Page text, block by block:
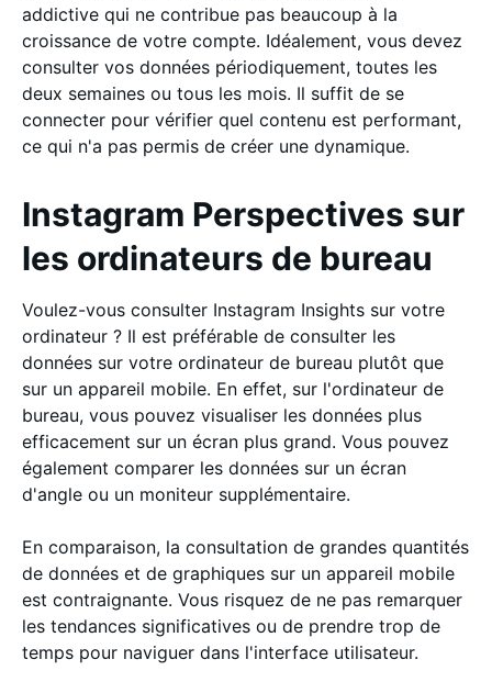
addictive qui ne contribue pas beaucoup à la
croissance de votre compte. Idéalement, vous devez
consulter vos données périodiquement, toutes les
deux semaines ou tous les mois. Il suffit de se
connecter pour vérifier quel contenu est performant,
ce qui n'a pas permis de créer une dynamique.
Instagram Perspectives sur
les ordinateurs de bureau
Voulez-vous consulter Instagram Insights sur votre
ordinateur ? Il est préférable de consulter les
données sur votre ordinateur de bureau plutôt que
sur un appareil mobile. En effet, sur l'ordinateur de
bureau, vous pouvez visualiser les données plus
efficacement sur un écran plus grand. Vous pouvez
également comparer les données sur un écran
d'angle ou un moniteur supplémentaire.
En comparaison, la consultation de grandes quantités
de données et de graphiques sur un appareil mobile
est contraignante. Vous risquez de ne pas remarquer
les tendances significatives ou de prendre trop de
temps pour naviguer dans l'interface utilisateur.